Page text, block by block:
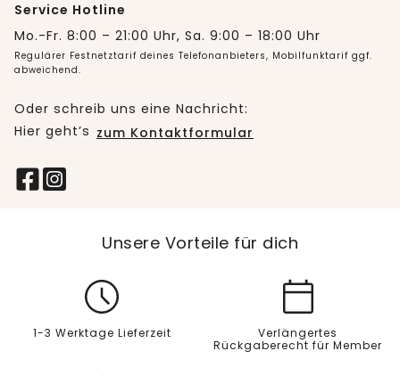
Service Hotline
Mo.-Fr. 8:00 – 21:00 Uhr, Sa. 9:00 – 18:00 Uhr
Regulärer Festnetztarif deines Telefonanbieters, Mobilfunktarif ggf.
abweichend.
Oder schreib uns eine Nachricht:
Hier geht’s zum Kontaktformular
Unsere Vorteile für dich
1-3 Werktage Lieferzeit
Verlängertes
Rückgaberecht für Member